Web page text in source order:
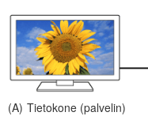
Tietokone (palvelin)